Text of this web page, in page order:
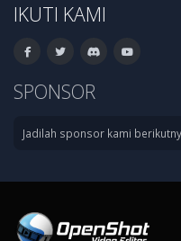
IKUTI KAMI
SPONSOR
Jadilah sponsor kami